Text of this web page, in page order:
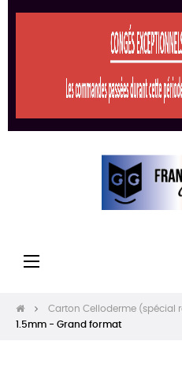
Basculer
☰
Carton Celloderme (spécial
1.5mm - Grand format